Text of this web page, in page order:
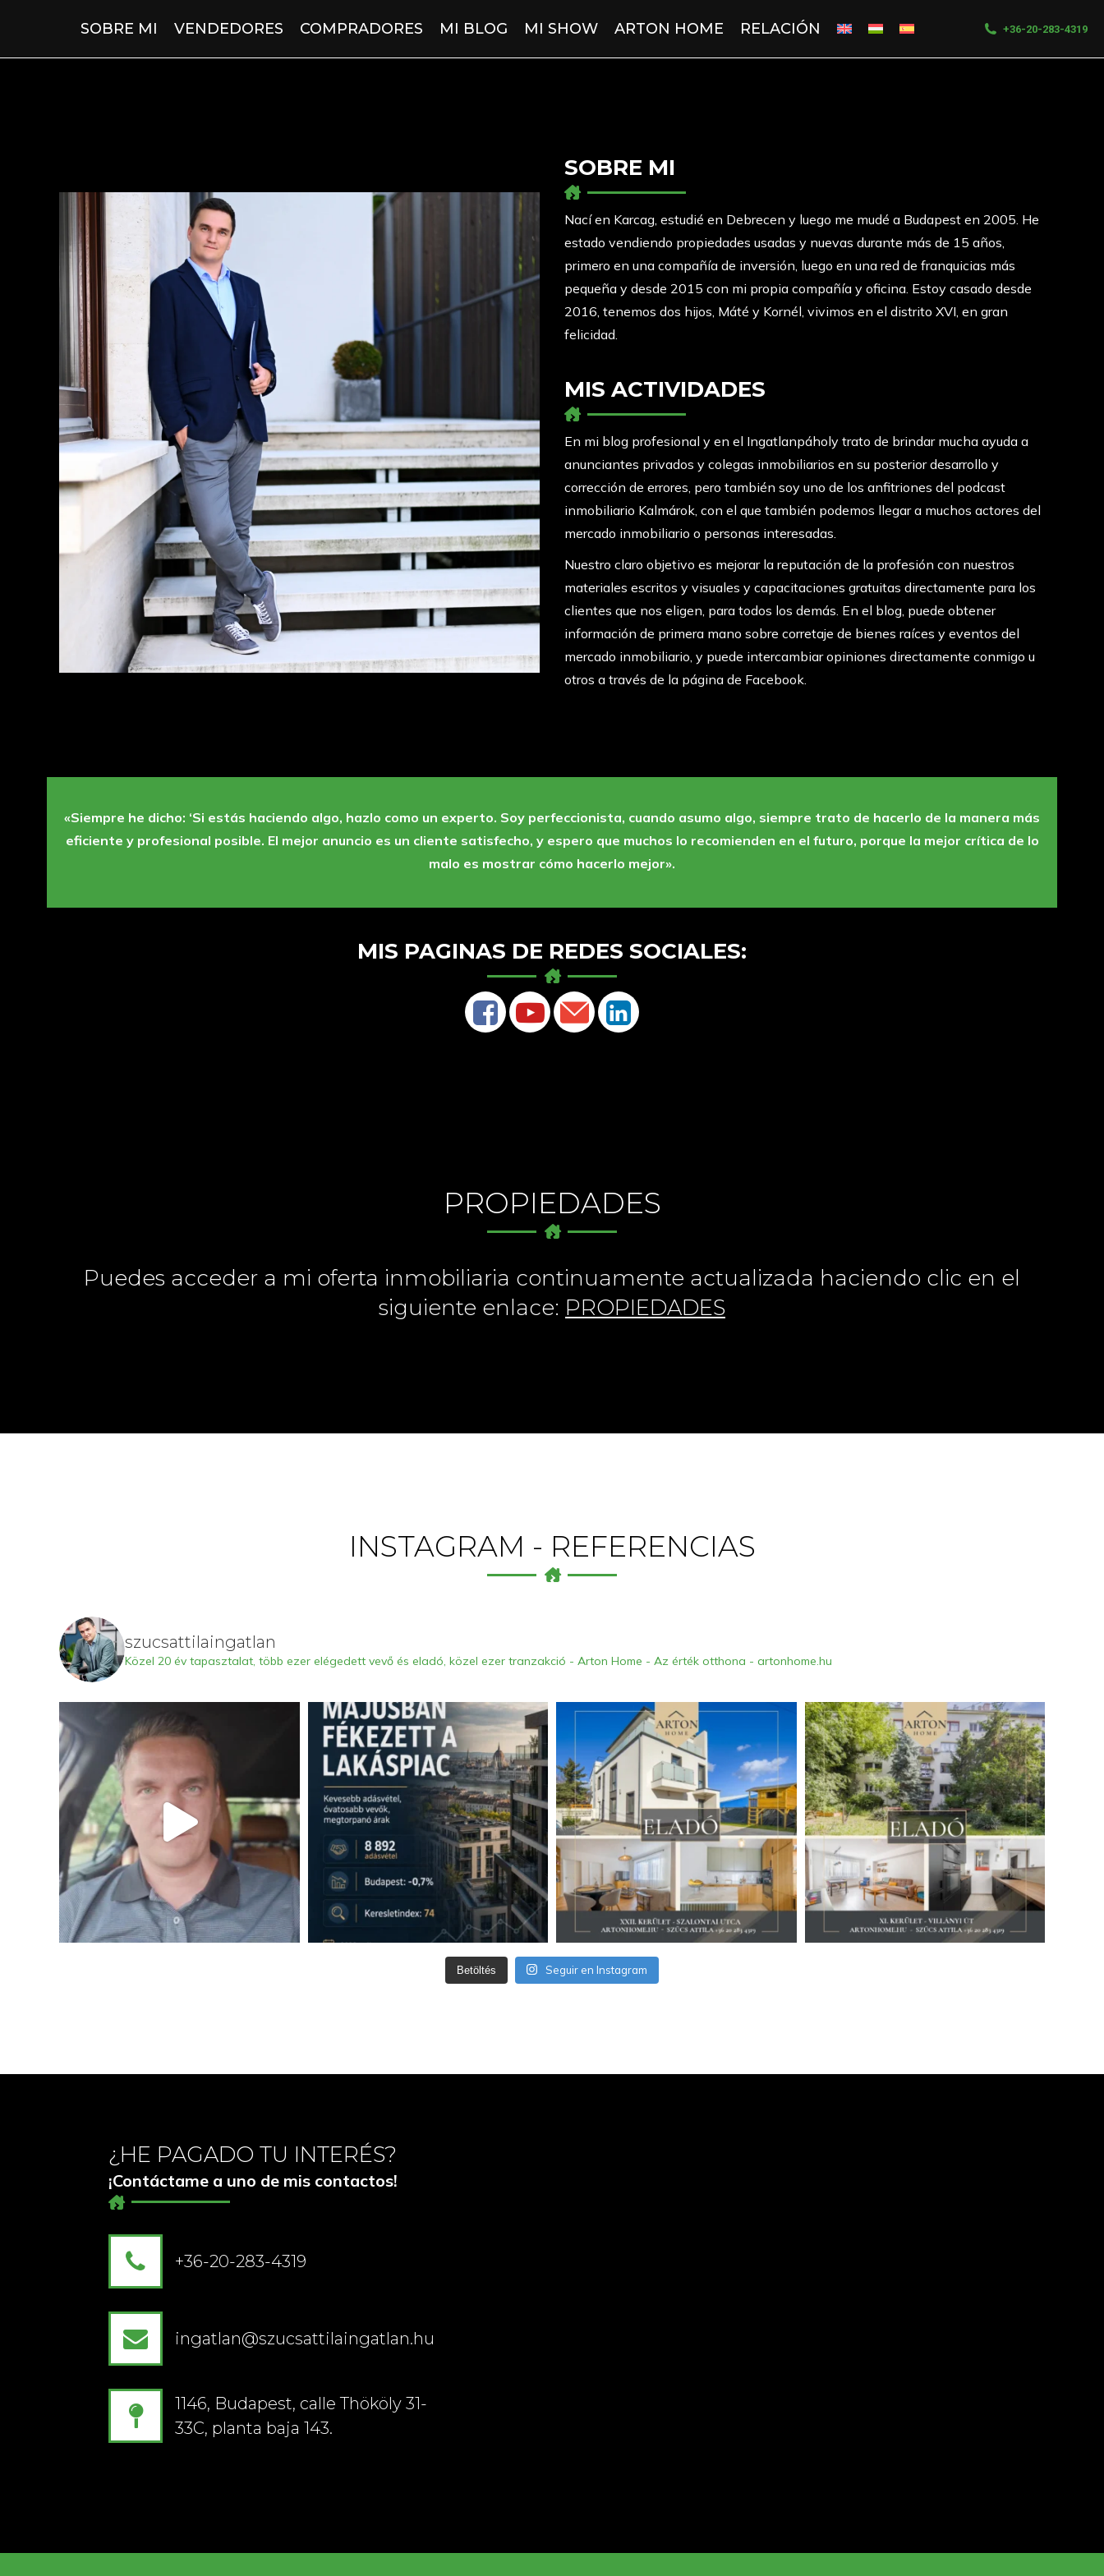
SOBRE MI VENDEDORES COMPRADORES MI BLOG MI SHOW ARTON HOME RELACIÓN +36-20-283-4319
SOBRE MI
Nací en Karcag, estudié en Debrecen y luego me mudé a Budapest en 2005. He
estado vendiendo propiedades usadas y nuevas durante más de 15 años,
primero en una compañía de inversión, luego en una red de franquicias más
pequeña y desde 2015 con mi propia compañía y oficina. Estoy casado desde
2016, tenemos dos hijos, Máté y Kornél, vivimos en el distrito XVI, en gran
felicidad.
MIS ACTIVIDADES
En mi blog profesional y en el Ingatlanpáholy trato de brindar mucha ayuda a
anunciantes privados y colegas inmobiliarios en su posterior desarrollo y
corrección de errores, pero también soy uno de los anfitriones del podcast
inmobiliario Kalmárok, con el que también podemos llegar a muchos actores del
mercado inmobiliario o personas interesadas.
Nuestro claro objetivo es mejorar la reputación de la profesión con nuestros
materiales escritos y visuales y capacitaciones gratuitas directamente para los
clientes que nos eligen, para todos los demás. En el blog, puede obtener
información de primera mano sobre corretaje de bienes raíces y eventos del
mercado inmobiliario, y puede intercambiar opiniones directamente conmigo u
otros a través de la página de Facebook.
«Siempre he dicho: ‘Si estás haciendo algo, hazlo como un experto. Soy perfeccionista, cuando asumo algo, siempre trato de hacerlo de la manera más
eficiente y profesional posible. El mejor anuncio es un cliente satisfecho, y espero que muchos lo recomienden en el futuro, porque la mejor crítica de lo
malo es mostrar cómo hacerlo mejor».
MIS PAGINAS DE REDES SOCIALES:
PROPIEDADES
Puedes acceder a mi oferta inmobiliaria continuamente actualizada haciendo clic en el
siguiente enlace: PROPIEDADES
INSTAGRAM - REFERENCIAS
szucsattilaingatlan
Közel 20 év tapasztalat, több ezer elégedett vevő és eladó, közel ezer tranzakció - Arton Home - Az érték otthona - artonhome.hu
Betöltés Seguir en Instagram
¿HE PAGADO TU INTERÉS?
¡Contáctame a uno de mis contactos!
+36-20-283-4319
ingatlan@szucsattilaingatlan.hu
1146, Budapest, calle Thököly 31-
33C, planta baja 143.